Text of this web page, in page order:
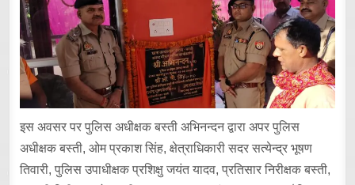
इस अवसर पर पुलिस अधीक्षक बस्ती अभिनन्दन द्वारा अपर पुलिस
अधीक्षक बस्ती, ओम प्रकाश सिंह, क्षेत्राधिकारी सदर सत्येन्द्र भूषण
तिवारी, पुलिस उपाधीक्षक प्रशिक्षु जयंत यादव, प्रतिसार निरीक्षक बस्ती,